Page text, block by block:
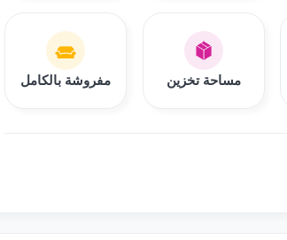
مساحة تخزين مفروشة بالكامل